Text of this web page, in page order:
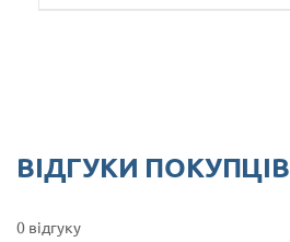
ВІДГУКИ ПОКУПЦІВ
0 відгуку